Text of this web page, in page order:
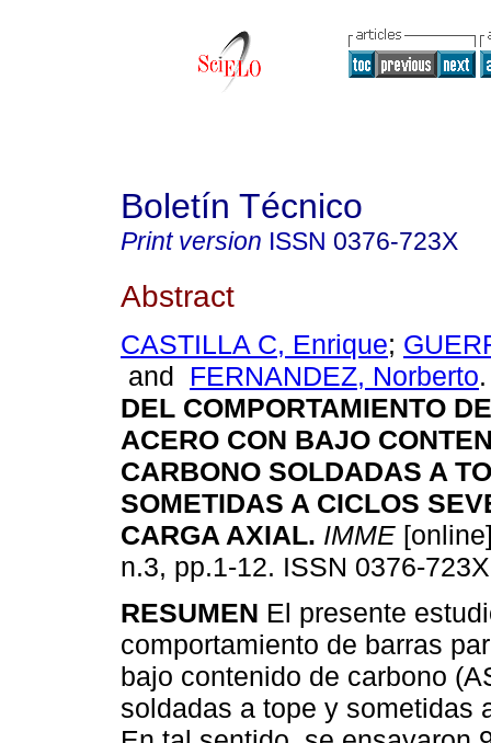
Boletín Técnico
Print version ISSN 0376-723X
Abstract
CASTILLA C, Enrique;
and FERNANDEZ, Norberto.
DEL COMPORTAMIENTO
ACERO CON BAJO
CARBONO SOLDADAS A
SOMETIDAS A CICLOS
CARGA AXIAL. IMME
n.3, pp.1-12. ISSN 0376-
RESUMEN El presente
comportamiento de barras
bajo contenido de carbono
soldadas a tope y sometidas